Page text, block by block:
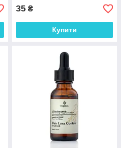
35 ₴
Купити